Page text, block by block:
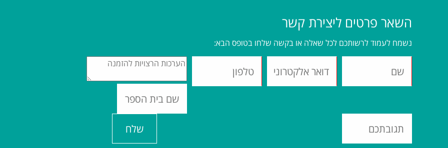
השאר פרטים ליצירת קשר
נשמח לעמוד לרשותכם לכל שאלה או בקשה שלחו בטופס הבא:
שלח